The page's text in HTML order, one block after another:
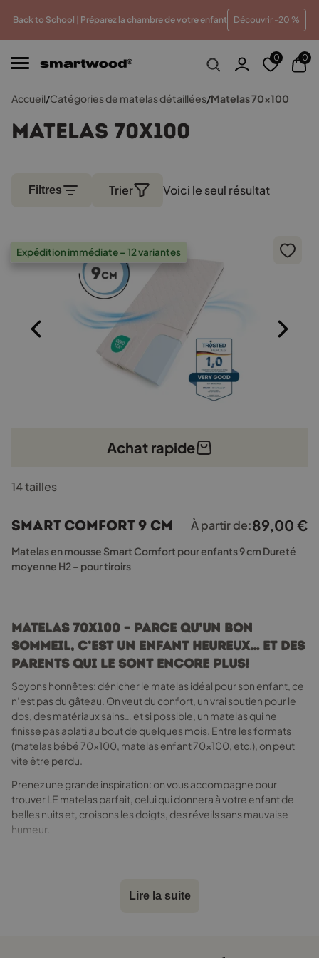
Back to School | Préparez la chambre de votre enfant Découvrir -20 %
meilleur prix Paiements en plusieurs fois sans frais
0 0
Accueil/Catégories de matelas détaillées/Matelas 70x100
Matelas 70x100
Filtres Trier Voici le seul résultat
Expédition immédiate – 12 variantes
Achat rapide
produit
plusieurs
variations.
Les
options
sur
la
page
du
produit
14 tailles
Smart Comfort 9 cm À partir de:89,00 €
Matelas en mousse Smart Comfort pour enfants 9 cm Dureté
moyenne H2 – pour tiroirs
Matelas 70x100 – Parce qu’un bon
sommeil, c’est un enfant heureux… et des
parents qui le sont encore plus!
Soyons honnêtes: dénicher le matelas idéal pour son enfant, ce
n’est pas du gâteau. On veut du confort, un vrai soutien pour le
dos, des matériaux sains… et si possible, un matelas qui ne
finisse pas aplati au bout de quelques mois. Entre les formats
(matelas bébé 70x100, matelas enfant 70x100, etc.), on peut
vite être perdu.
Prenez une grande inspiration: on vous accompagne pour
trouver LE matelas parfait, celui qui donnera à votre enfant de
belles nuits et, croisons les doigts, des réveils sans mauvaise
humeur.
elle idéale pour un enfant?
Lire la suite